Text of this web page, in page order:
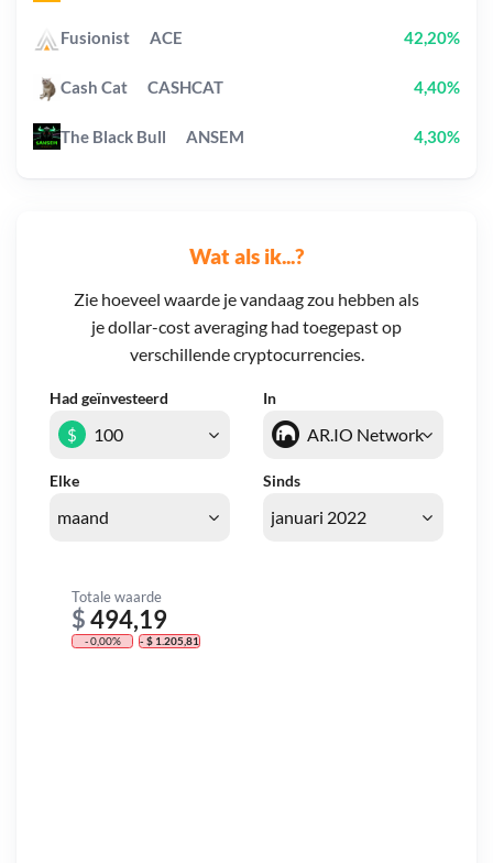
Wat als ik...?
Zie hoeveel waarde je vandaag zou hebben als
je dollar-cost averaging had toegepast op
verschillende cryptocurrencies.
Had geïnvesteerd In
Elke Sinds
$
Totale waarde
$494,19
- 0,00% - $ 1.205,81
Fusionist ACE 42,20%
Cash Cat CASHCAT 4,40%
The Black Bull ANSEM 4,30%